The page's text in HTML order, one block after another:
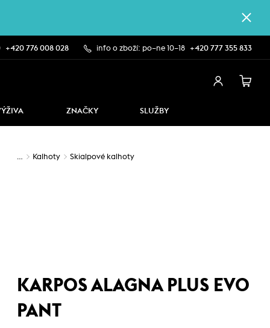
+420 776 008 028 info o zboží: po–ne 10–18 +420 777 355 833
ZNAČKY SLUŽBY
… Kalhoty Skialpové kalhoty
KARPOS ALAGNA PLUS EVO
PANT